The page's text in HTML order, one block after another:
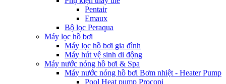
Pentair
Emaux
Bộ lọc Peraqua
Máy lọc hồ bơi
Máy lọc hồ bơi gia đình
Máy hút vệ sinh di động
Máy nước nóng hồ bơi & Spa
Máy nước nóng hồ bơi Bơm nhiệt - Heater Pump
Pool Heat pump Procopi